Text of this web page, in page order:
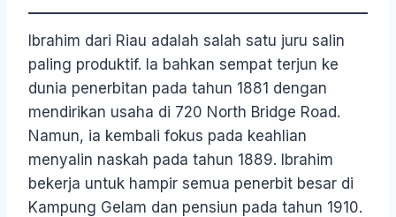
Ibrahim dari Riau adalah salah satu juru salin
paling produktif. Ia bahkan sempat terjun ke
dunia penerbitan pada tahun 1881 dengan
mendirikan usaha di 720 North Bridge Road.
Namun, ia kembali fokus pada keahlian
menyalin naskah pada tahun 1889. Ibrahim
bekerja untuk hampir semua penerbit besar di
Kampung Gelam dan pensiun pada tahun 1910.